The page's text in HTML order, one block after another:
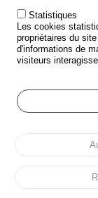
POLITIQUE DE
Outils
AGENDA
GLOSSAIRE
Cookie settings
Statistiques
Les cookies
propriétaires du
d'informations de
visiteurs